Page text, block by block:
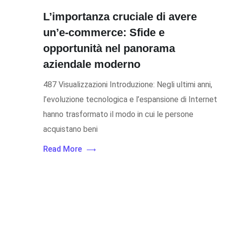
L’importanza cruciale di avere
un’e-commerce: Sfide e
opportunità nel panorama
aziendale moderno
487 Visualizzazioni Introduzione: Negli ultimi anni,
l’evoluzione tecnologica e l’espansione di Internet
hanno trasformato il modo in cui le persone
acquistano beni
Read More